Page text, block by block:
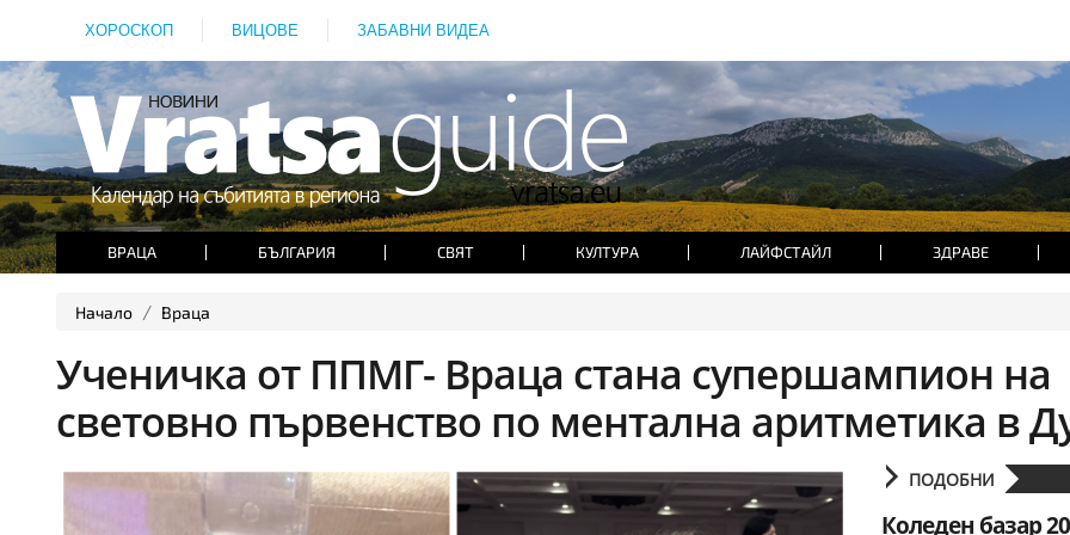
ХОРОСКОП ВИЦОВЕ ЗАБАВНИ ВИДЕА
ВРАЦА БЪЛГАРИЯ СВЯТ КУЛТУРА ЛАЙФСТАЙЛ ЗДРАВЕ
Начало Враца
Ученичка от ППМГ- Враца стана супершампион на
световно първенство по ментална аритметика в
ПОДОБНИ
Коледен базар